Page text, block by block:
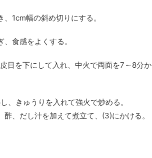
1cm幅の斜め切りにする。
食感をよくする。
目を下にして入れ、中火で両面を7～8分か
、きゅうりを入れて強火で炒める。
、だし汁を加えて煮立て、(3)にかける。